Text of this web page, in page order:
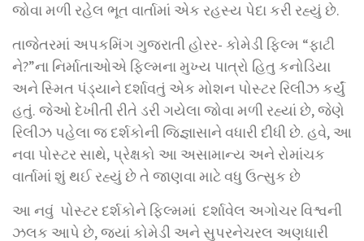
જોવા મળી રહેલ ભૂત વાર્તામાં એક રહસ્ય પેદા કરી રહ્યું છે.
તાજેતરમાં અપકમિંગ ગુજરાતી હોરર- કોમેડી ફિલ્મ “ફાટી
ને?”ના નિર્માતાઓએ ફિલ્મના મુખ્ય પાત્રો હિતુ કનોડિયા
અને સ્મિત પંડ્યાને દર્શાવતું એક મોશન પોસ્ટર રિલીઝ કર્યું
હતું. જેઓ દેખીતી રીતે ડરી ગયેલા જોવા મળી રહ્યાં છે, જેણે
રિલીઝ પહેલા જ દર્શકોની જિજ્ઞાસાને વધારી દીધી છે. હવે, આ
નવા પોસ્ટર સાથે, પ્રેક્ષકો આ અસામાન્ય અને રોમાંચક
વાર્તામાં શું થઈ રહ્યું છે તે જાણવા માટે વધુ ઉત્સુક છે
આ નવું પોસ્ટર દર્શકોને ફિલ્મમાં દર્શાવેલ અગોચર વિશ્વની
ઝલક આપે છે, જ્યાં કોમેડી અને સુપરનેચરલ અણધારી